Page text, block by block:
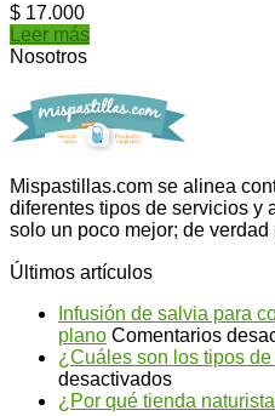
$ 17.000
Leer más
Nosotros
Mispastillas.com se alinea
diferentes tipos de servicios y
solo un poco mejor; de verdad
Últimos artículos
Infusión de salvia para
plano Comentarios
¿Cuáles son los tipos
desactivadosen
¿Cuáles
¿Por qué tienda